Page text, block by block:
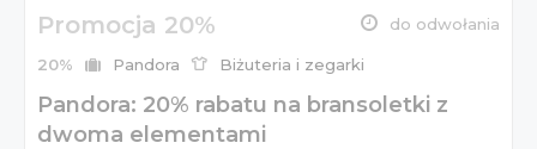
Promocja 20% do odwołania
20% Pandora Biżuteria i zegarki
Pandora: 20% rabatu na bransoletki z
dwoma elementami